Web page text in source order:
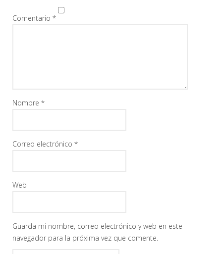
Comentario *
Nombre *
Correo electrónico *
Web
Guarda mi nombre, correo electrónico y web en este
navegador para la próxima vez que comente.